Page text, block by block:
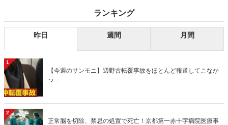
ランキング
昨日 週間 月間
1
【今週のサンモニ】辺野古転覆事故をほとんど報道してこなか
っ...
2
正常脳を切除、禁忌の処置で死亡！京都第一赤十字病院医療事